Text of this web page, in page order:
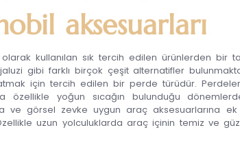
aksesuarları
olarak kullanılan sık tercih edilen ürünlerden bir
gibi farklı birçok çeşit alternatifler
için tercih edilen bir perde türüdür.
özellikle yoğun sıcağın bulunduğu
ve görsel zevke uygun araç aksesuarlarına
uzun yolculuklarda araç içinin temiz ve